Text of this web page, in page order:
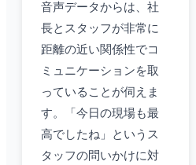
音声データからは、社
長とスタッフが非常に
距離の近い関係性でコ
ミュニケーションを取
っていることが伺えま
す。「今日の現場も最
高でしたね」というス
タッフの問いかけに対